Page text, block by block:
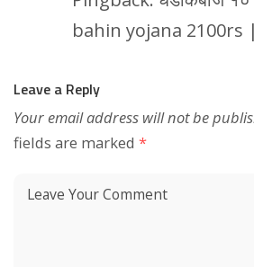
bahin yojana 2100rs
Leave a Reply
Your email address will not be
fields are marked *